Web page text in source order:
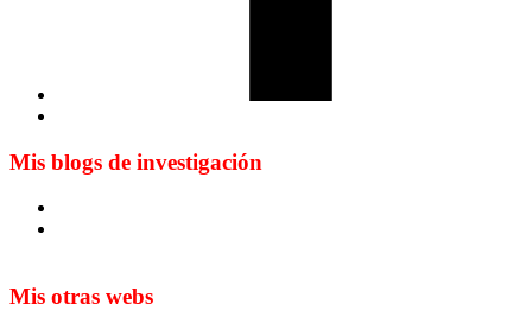
Mis blogs de investigación
Mis otras webs